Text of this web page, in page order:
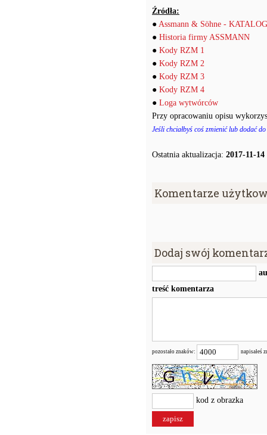
Źródła:
● Assmann & Söhne - KATALOG
● Historia firmy ASSMANN
● Kody RZM 1
● Kody RZM 2
● Kody RZM 3
● Kody RZM 4
● Loga wytwórców
Przy opracowaniu opisu
Jeśli chciałbyś coś zmienić lub dodać
Ostatnia aktualizacja: 2017-11-14
Komentarze
Dodaj swój
treść komentarza
pozostało znaków: napisałeś
kod z obrazka